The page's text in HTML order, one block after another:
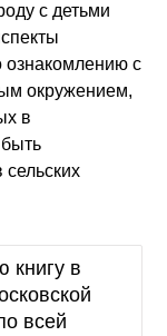
с детьми
с
окружением,
в
сельских
книгу в
всей